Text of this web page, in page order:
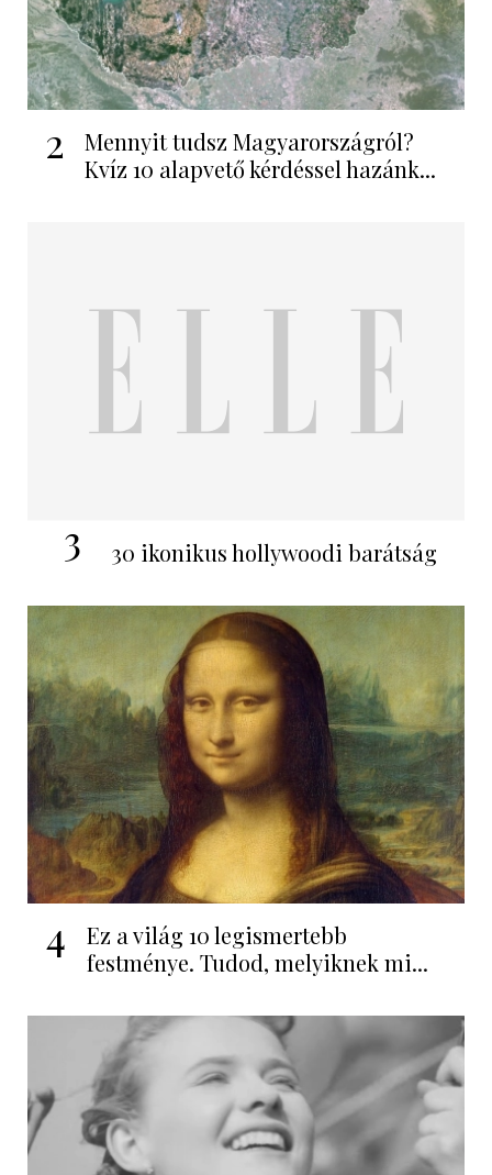
2
Mennyit tudsz Magyarországról?
Kvíz 10 alapvető kérdéssel hazánk...
3 30 ikonikus hollywoodi barátság
4
Ez a világ 10 legismertebb
festménye. Tudod, melyiknek mi...